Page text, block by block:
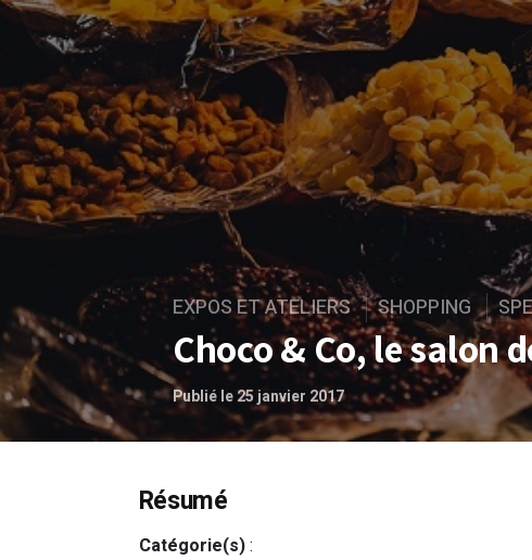
EXPOS ET ATELIERS SHOPPING
Choco & Co, le salon
Publié le 25 janvier 2017
Résumé
Catégorie(s):